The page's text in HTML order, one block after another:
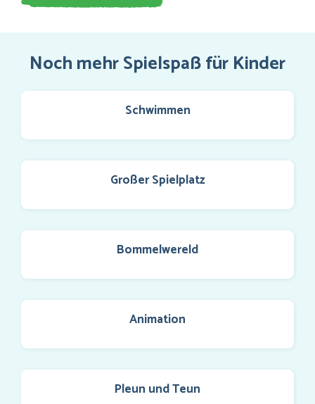
Noch mehr Spielspaß für Kinder
Schwimmen
Großer Spielplatz
Bommelwereld
Animation
Pleun und Teun